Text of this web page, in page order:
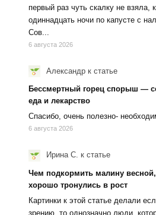
первый раз чуть скалку не взяла,
одиннадцать ночи по капусте с
Сов...
6 августа 2026
Александр к статье
Бессмертный горец спорыш —
еда и лекарство
Спасибо, очень полезно-
6 августа 2026
Ирина С. к статье
Чем подкормить малину
хорошо тронулись в рост
Картинки к этой статье делали
зрению, то однозначно люди,